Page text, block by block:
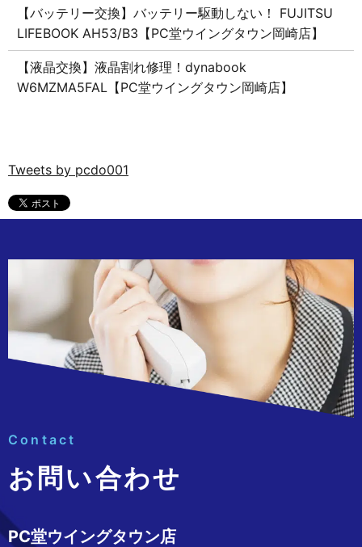
【バッテリー交換】バッテリー駆動しない！ FUJITSU
LIFEBOOK AH53/B3【PC堂ウイングタウン岡崎店】
【液晶交換】液晶割れ修理！dynabook
W6MZMA5FAL【PC堂ウイングタウン岡崎店】
Tweets by pcdo001
Contact
お問い合わせ
PC堂ウイングタウン店